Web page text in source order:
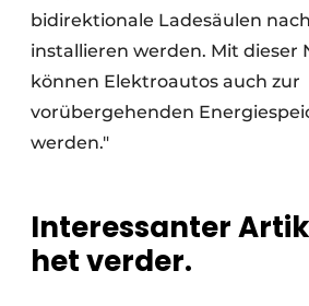
bidirektionale Ladesäulen
installieren werden. Mit dieser
können Elektroautos auch zur
vorübergehenden
werden."
Interessanter
het verder.